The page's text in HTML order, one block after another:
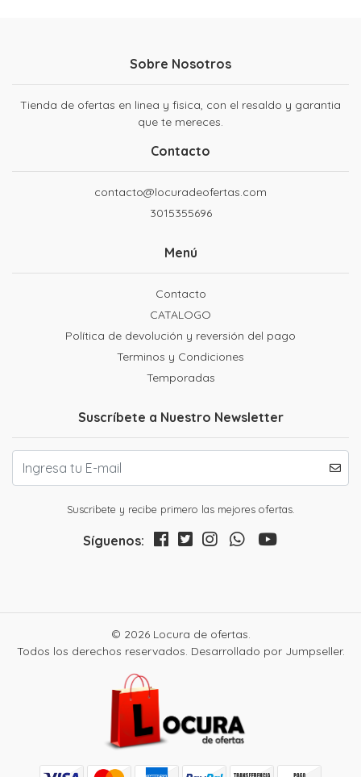
Sobre Nosotros
Tienda de ofertas en linea y fisica, con el resaldo y garantia
que te mereces.
Contacto
contacto@locuradeofertas.com
3015355696
Menú
Contacto
CATALOGO
Política de devolución y reversión del pago
Terminos y Condiciones
Temporadas
Suscríbete a Nuestro Newsletter
Suscribete y recibe primero las mejores ofertas.
Síguenos:
© 2026 Locura de ofertas.
Todos los derechos reservados. Desarrollado por Jumpseller.